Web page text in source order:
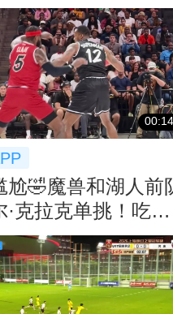
00:14
尬🤣魔兽和湖人前
·克拉克单挑！吃了
！